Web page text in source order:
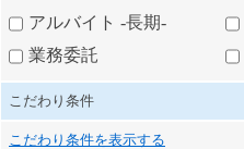
アルバイト -長期-
業務委託
こだわり条件
こだわり条件を表示する